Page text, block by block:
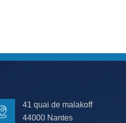
41 quai de malakoff
44000 Nantes